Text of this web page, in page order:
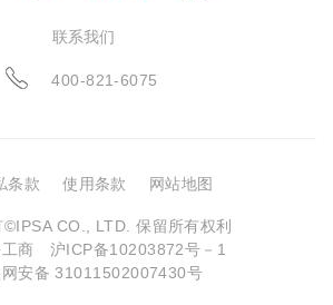
联系我们
400-821-6075
条款 使用条款 网站地图
©IPSA CO., LTD. 保留所有权利
工商
沪ICP备10203872号－1
安备 31011502007430号